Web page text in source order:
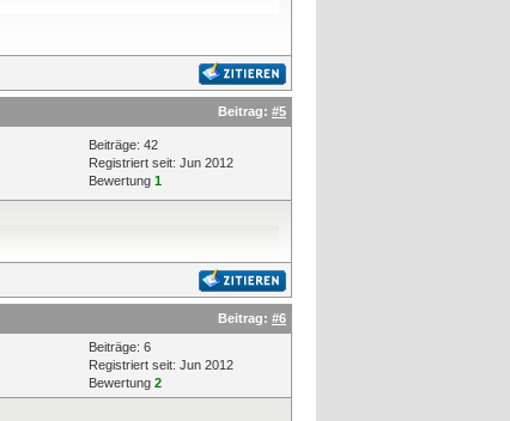
Beitrag: #5
Beiträge: 42
Registriert seit: Jun 2012
Bewertung 1
Beitrag: #6
Beiträge: 6
Registriert seit: Jun 2012
Bewertung 2